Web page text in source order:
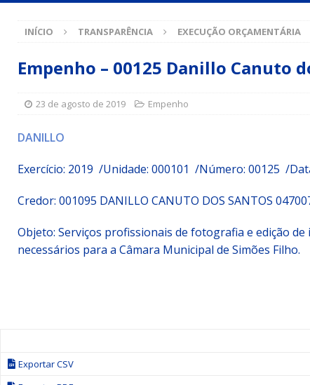
[ 15 de julho de 2026 ]
Vereador Belo Gazineu
Simões Filho I
DESTAQUE
DESTAQUE
INÍCIO TRANSPARÊNCIA EXECUÇÃO ORÇAMENTÁRIA
Empenho – 00125 Danillo Canuto
23 de agosto de 2019 Empenho
DANILLO
Exercício: 2019 /Unidade: 000101 /Número: 00125 /
Credor: 001095 DANILLO CANUTO DOS SANTOS
Objeto: Serviços profissionais de fotografia e edição
necessários para a Câmara Municipal de Simões Filho.
Exportar CSV